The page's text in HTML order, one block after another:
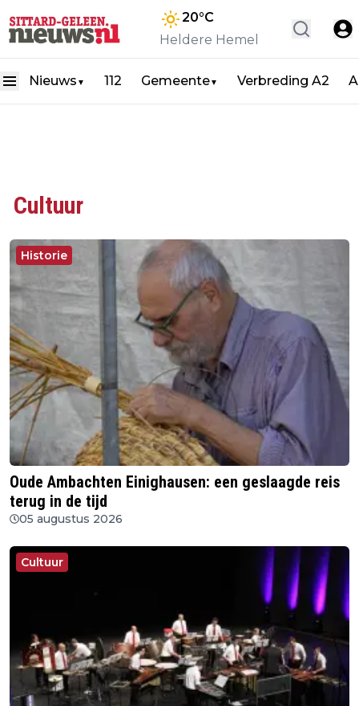
20°C
Heldere Hemel
Nieuws ▼ 112 Gemeente▼ Verbreding A2
Cultuur
Historie
Oude Ambachten Einighausen: een geslaagde reis
terug in de tijd
05 augustus 2026
Cultuur